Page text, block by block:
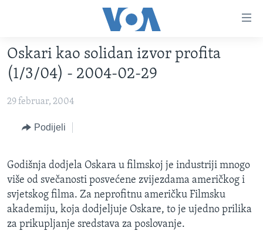
glavni
sadržaj
Pređi
na
navigaciju
na
pretragu
TV PROGRAM
VIDEO
FOTOGRAFIJE DANA
VIJESTI
BOSNA I HERCEGOVINA
SVIJET
SPECIJALNI PROJEKTI
KORUPCIJA
SLOBODA MEDIJA
ŽENSKA STRANA
Oskari kao solidan izvor profita
(1/3/04) - 2004-02-29
29 februar, 2004
Podijeli
Godišnja dodjela Oskara u filmskoj je industriji mnogo
više od svečanosti posvećene zvijezdama američkog i
svjetskog filma. Za neprofitnu američku Filmsku
akademiju, koja dodjeljuje Oskare, to je ujedno prilika
za prikupljanje sredstava za poslovanje.